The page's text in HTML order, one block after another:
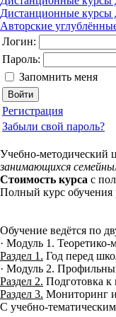
Дистанционные курсы
Авторские
Логин:
Пароль:
Запомнить меня
Регистрация
Забыли свой пароль?
Учебно-методический
занимающихся
Стоимость курса с
Полный курс обучения
Обучение ведётся по
· Модуль 1. Теоретико-
Раздел 1. Год перед
· Модуль 2.
Раздел 2. Подготовка
Раздел 3. Мониторинг
С учебно-